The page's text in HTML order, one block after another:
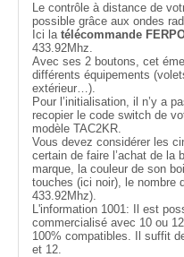
Le contrôle à distance de
possible grâce aux ondes
Ici la télécommande
433.92Mhz.
Avec ses 2 boutons, cet
différents équipements
extérieur…).
Pour l’initialisation, il n’y a
recopier le code switch de
modèle TAC2KR.
Vous devez considérer les
certain de faire l’achat de la
marque, la couleur de son
touches (ici noir), le nombre
433.92Mhz).
L'information 1001: Il est
commercialisé avec 10 ou
100% compatibles. Il suffit
et 12.